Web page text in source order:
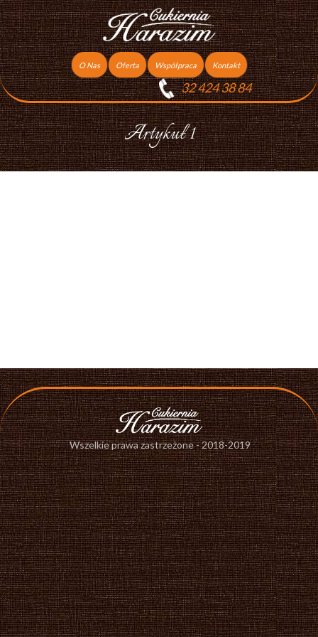
Wszelkie prawa zastrzeżone - 2018-2019
Artykuł 1
O Nas Oferta
Torty
Ciasta
Ciasteczka
Ciasta Świąteczne
Współpraca
Praca
Kontakt
32 424 38 84